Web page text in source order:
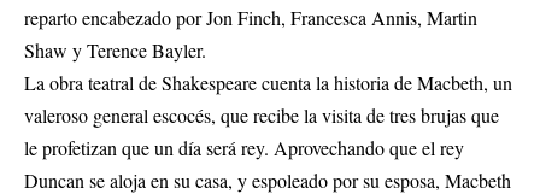
reparto encabezado por Jon Finch, Francesca Annis, Martin
Shaw y Terence Bayler.
La obra teatral de Shakespeare cuenta la historia de Macbeth, un
valeroso general escocés, que recibe la visita de tres brujas que
le profetizan que un día será rey. Aprovechando que el rey
Duncan se aloja en su casa, y espoleado por su esposa, Macbeth